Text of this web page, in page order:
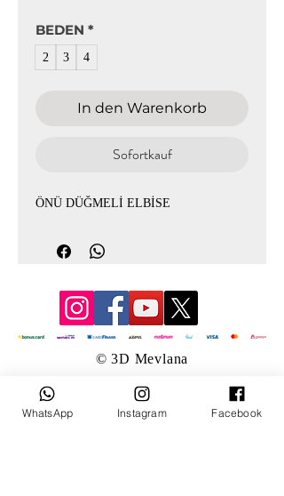
BEDEN *
2 3 4
In den Warenkorb
Sofortkauf
ÖNÜ DÜĞMELİ ELBİSE
© 3D Mevlana
WhatsApp Instagram Facebook